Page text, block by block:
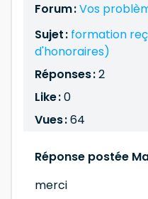
Forum :Vos
Sujet : formation
d'honoraires)
Réponses :2
Like :0
Vues :64
Réponse postée
merci